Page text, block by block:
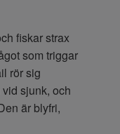
fiskar strax
som triggar
rör sig
sjunk, och
är blyfri,